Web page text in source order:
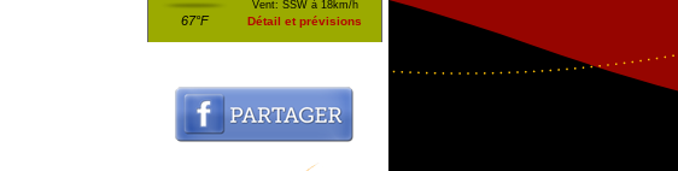
67°F
Vent: SSW à 18km/h
Détail et prévisions